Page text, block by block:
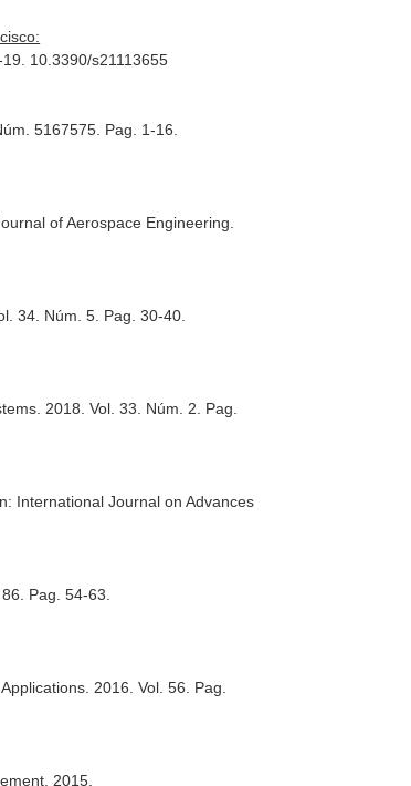
19. 10.3390/s21113655
5167575. Pag. 1-16.
of Aerospace Engineering
34. Núm. 5. Pag. 30-40.
. 2018. Vol. 33. Núm. 2. Pag.
International Journal on Advances
86. Pag. 54-63.
. 2016. Vol. 56. Pag.
. 2015.